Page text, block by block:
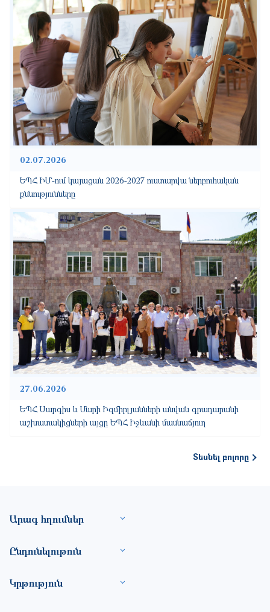
02.07.2026
ԵՊՀ ԻՄ-ում կայացան 2026-2027 ուստարվա ներբուհական
քննությունները
27.06.2026
ԵՊՀ Սարգիս և Մարի Իզմիրլյանների անվան գրադարանի
աշխատակիցների այցը ԵՊՀ Իջևանի մասնաճյուղ
Տեսնել բոլորը
Footer site information
Արագ հղումներ
Ընդունելութուն
Կրթություն